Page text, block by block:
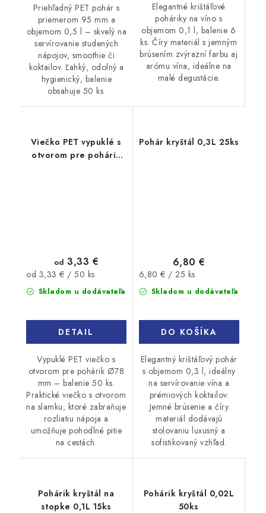
Priehľadný PET pohár s
priemerom 95 mm a
objemom 0,5 l – skvelý na
servírovanie studených
nápojov, smoothie či
koktailov. Ľahký, odolný a
hygienický, balenie
obsahuje 50 ks.
Elegantné krištáľové
poháriky na víno s
objemom 0,1 l, balenie 6
ks. Číry materiál s jemným
brúsením zvýrazní farbu aj
arómu vína, ideálne na
malé degustácie.
Viečko PET vypuklé s
otvorom pre pohárik
Skladom u dodávateľa
od 3,33 €
Jednotková
cena:
od 3,33 € / 50 ks
DETAIL
Vypuklé PET viečko s
otvorom pre pohárik Ø78
mm – balenie 50 ks.
Praktické viečko s otvorom
na slamku, ktoré zabraňuje
rozliatiu nápoja a
umožňuje pohodlné pitie
na cestách.
Pohár kryštál 0,3L 25ks
Skladom u dodávateľa
6,80 €
Jednotková
cena:
6,80 € / 25 ks
DO KOŠÍKA
Elegantný krištáľový pohár
s objemom 0,3 l, ideálny
na servírovanie vína a
prémiových koktailov.
Jemné brúsenie a číry
materiál dodávajú
stolovaniu luxusný a
sofistikovaný vzhľad.
Pohárik kryštál na
stopke 0,1L 15ks
Pohárik kryštál 0,02L
50ks